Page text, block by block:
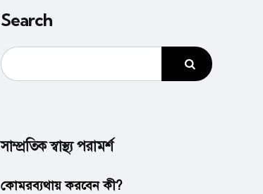
Search
সাম্প্রতিক স্বাস্থ্য পরামর্শ
কোমরব্যথায় করবেন কী?